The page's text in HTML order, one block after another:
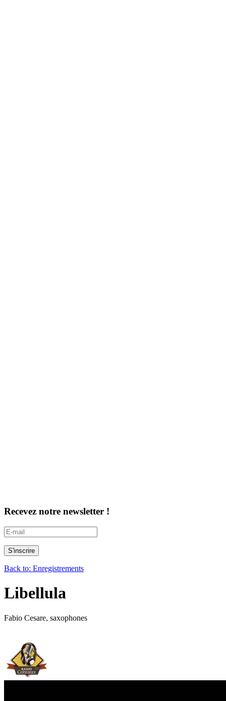
Recevez notre newsletter !
Back to: Enregistrements
Libellula
Fabio Cesare, saxophones